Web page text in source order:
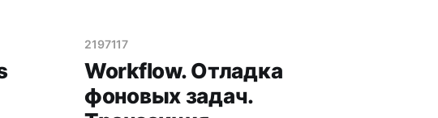
2197117
Workflow. Отладка
фоновых задач.